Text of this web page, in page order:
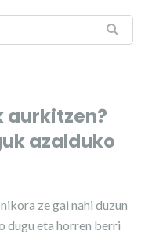
aurkitzen?
azalduko
ze gai nahi duzun
dugu eta horren berri